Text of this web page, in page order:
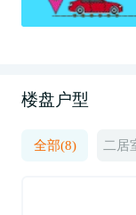
楼盘户型
全部(8) 二居